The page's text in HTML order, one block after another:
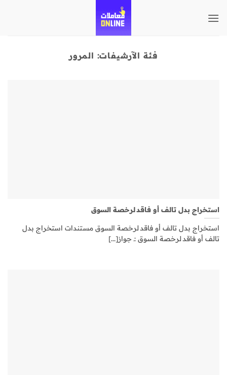
للمحتوى
فئة الآرشيفات: المرور
استخراج بدل تالف أو فاقد لرخصة السوق
استخراج بدل تالف أو فاقد لرخصة السوق مستندات استخراج بدل
تالف أو فاقد لرخصة السوق :ـ جواز[...]